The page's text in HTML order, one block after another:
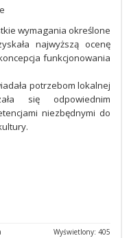
wymagania określone
najwyższą ocenę
funkcjonowania
potrzebom lokalnej
się odpowiednim
niezbędnymi do
Wyświetlony: 405